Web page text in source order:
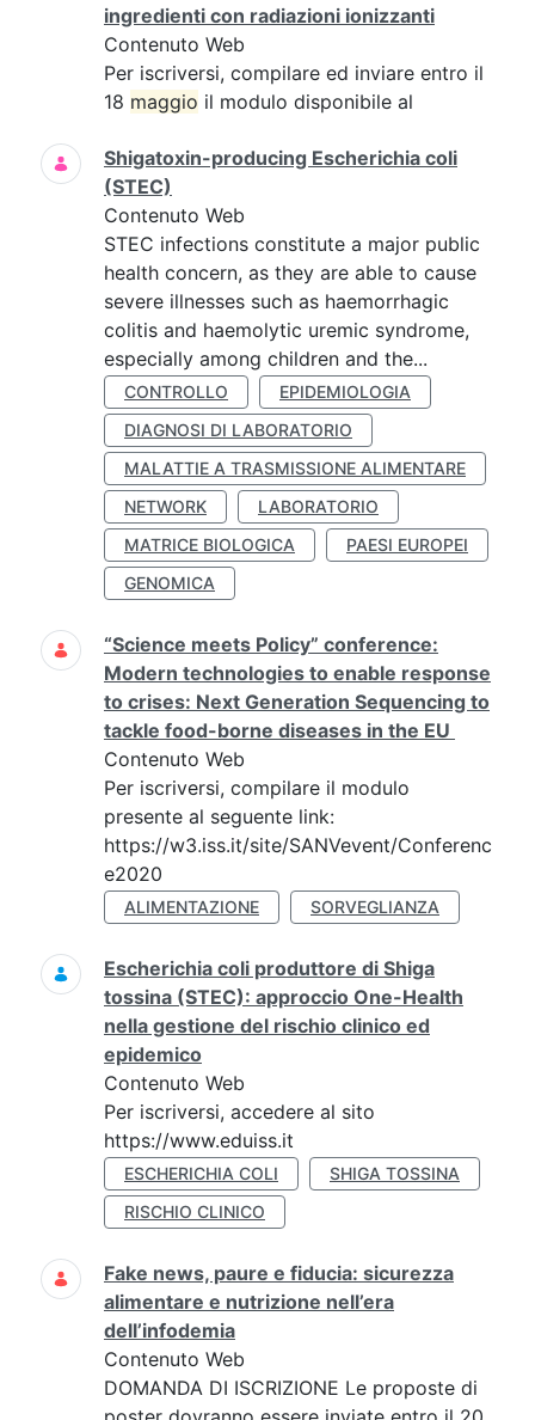
ingredienti con radiazioni ionizzanti
Contenuto Web
Per iscriversi, compilare ed inviare entro il
18 maggio il modulo disponibile al
Shigatoxin-producing Escherichia coli
(STEC)
Contenuto Web
STEC infections constitute a major public
health concern, as they are able to cause
severe illnesses such as haemorrhagic
colitis and haemolytic uremic syndrome,
especially among children and the...
CONTROLLO
EPIDEMIOLOGIA
DIAGNOSI DI LABORATORIO
MALATTIE A TRASMISSIONE ALIMENTARE
NETWORK
LABORATORIO
MATRICE BIOLOGICA
PAESI EUROPEI
GENOMICA
“Science meets Policy” conference:
Modern technologies to enable response
to crises: Next Generation Sequencing to
tackle food-borne diseases in the EU
Contenuto Web
Per iscriversi, compilare il modulo
presente al seguente link:
https://w3.iss.it/site/SANVevent/Conferenc
e2020
ALIMENTAZIONE SORVEGLIANZA
Escherichia coli produttore di Shiga
tossina (STEC): approccio One-Health
nella gestione del rischio clinico ed
epidemico
Contenuto Web
Per iscriversi, accedere al sito
https://www.eduiss.it
ESCHERICHIA COLI
SHIGA TOSSINA
RISCHIO CLINICO
Fake news, paure e fiducia: sicurezza
alimentare e nutrizione nell’era
dell’infodemia
Contenuto Web
DOMANDA DI ISCRIZIONE Le proposte di